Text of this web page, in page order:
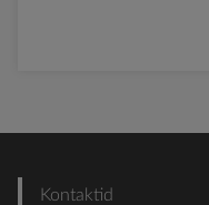
Kontaktid